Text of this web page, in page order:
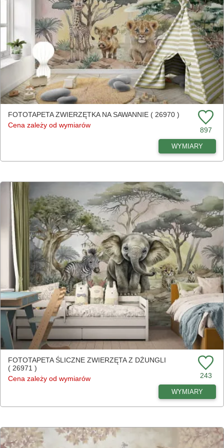
FOTOTAPETA ZWIERZĘTKA NA SAWANNIE ( 26970 )
Cena zależy od wymiarów
897
WYMIARY
FOTOTAPETA ŚLICZNE ZWIERZĘTA Z DŻUNGLI
( 26971 )
Cena zależy od wymiarów
243
WYMIARY